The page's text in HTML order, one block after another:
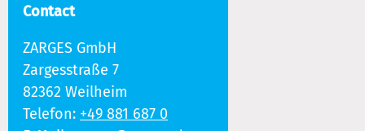
Contact
ZARGES GmbH
Zargesstraße 7
82362 Weilheim
Telefon: +49 881 687 0